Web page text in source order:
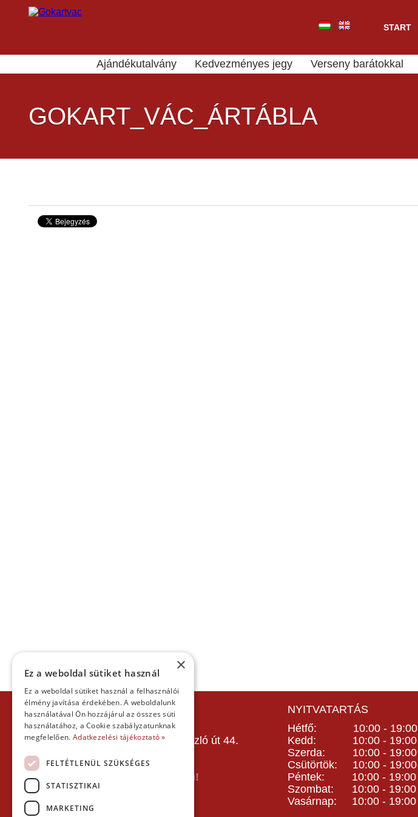
START
Ajándékutalvány Kedvezményes jegy Verseny barátokkal
GOKART_VÁC_ÁRTÁBLA
KAPCSOLAT
Gokart Sport Vác
Gokartpálya: 2600 Vác, Szent László út 44.
Telefon:
E-mail: info(kukac)gokartvac.hu
Írj nekem itt a kapcsolat űrlapon!
Térkép:
NYITVATARTÁS
Hétfő: 10:00 - 19:00
Kedd: 10:00 - 19:00
Szerda: 10:00 - 19:00
Csütörtök: 10:00 - 19:00
Péntek: 10:00 - 19:00
Szombat: 10:00 - 19:00
Vasárnap: 10:00 - 19:00
×
Ez a weboldal sütiket használ
Ez a weboldal sütiket használ a felhasználói
élmény javítása érdekében. A weboldalunk
használatával Ön hozzájárul az összes süti
használatához, a Cookie szabályzatunknak
megfelelően. Adatkezelési tájékoztató »
FELTÉTLENÜL SZÜKSÉGES
STATISZTIKAI
MARKETING